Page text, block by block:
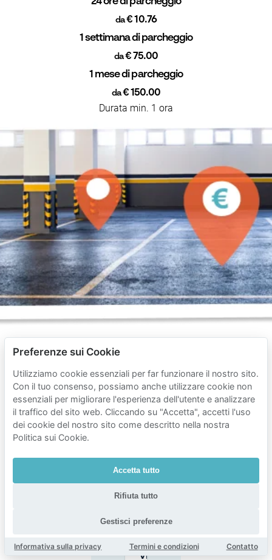
da€ 10.76
1 settimana di parcheggio
da€ 75.00
1 mese di parcheggio
da€ 150.00
Durata min. 1 ora
Domande
frequenti
sul
parcheggio
a
Menegem
le zone di
strada
vicino a
Preferenze sui Cookie
Utilizziamo cookie essenziali per far funzionare il nostro sito.
Con il tuo consenso, possiamo anche utilizzare cookie non
essenziali per migliorare l'esperienza dell'utente e analizzare
il traffico del sito web. Cliccando su "Accetta", accetti l'uso
dei cookie del nostro sito come descritto nella nostra
Politica sui Cookie.
Accetta tutto
Rifiuta tutto
Gestisci preferenze
Informativa sulla privacy Termini e condizioni Contatto